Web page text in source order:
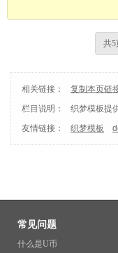
共5
相关链接： 复制本页链
栏目说明：
织梦模板提
友情链接：
织梦模板
常见问题
什么是U币